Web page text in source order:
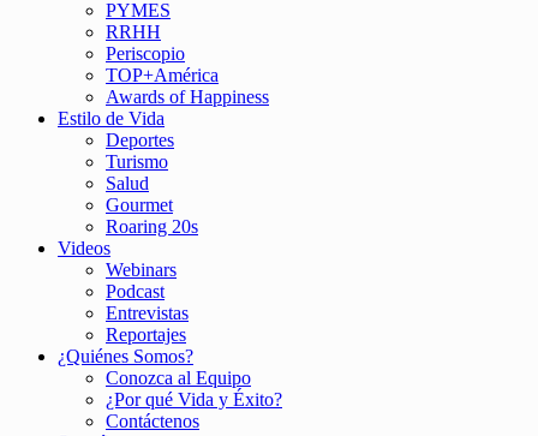
PYMES
RRHH
Periscopio
TOP+América
Awards of Happiness
Estilo de Vida
Deportes
Turismo
Salud
Gourmet
Roaring 20s
Videos
Webinars
Podcast
Entrevistas
Reportajes
¿Quiénes Somos?
Conozca al Equipo
¿Por qué Vida y Éxito?
Contáctenos